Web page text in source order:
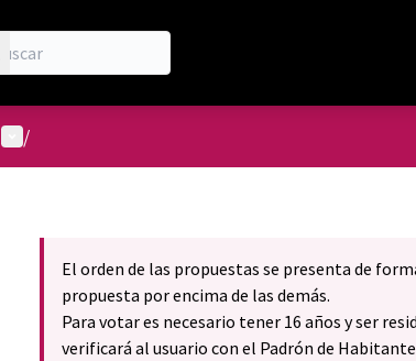
Menú de usuario
/
El orden de las propuestas se presenta de
propuesta por encima de las demás.
Para votar es necesario tener 16 años y ser
verificará al usuario con el Padrón de